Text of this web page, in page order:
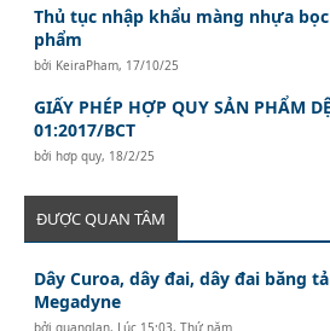
Thủ tục nhập khẩu màng nhựa
phẩm
bởi KeiraPham, 17/10/25
GIẤY PHÉP HỢP QUY SẢN PHẨM
01:2017/BCT
bởihơp quy, 18/2/25
ĐƯỢC QUAN TÂM
Dây Curoa, dây đai, dây đai băng
Megadyne
bởiquanglan, Lúc 15:03, Thứ năm